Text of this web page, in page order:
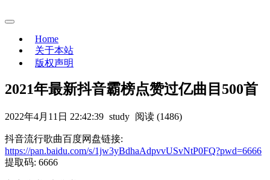
Home
关于本站
版权声明
2021年最新抖音霸榜点赞过亿曲目500首
2022年4月11日 22:42:39 study 阅读 (1486)
抖音流行歌曲百度网盘链接:
https://pan.baidu.com/s/1jw3yBdhaAdpvvUSvNtP0FQ?pwd=6666
提取码: 6666